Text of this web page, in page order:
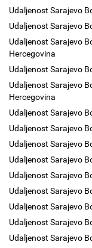
Udaljenost Sarajevo
Udaljenost Sarajevo
Udaljenost Sarajevo
Hercegovina
Udaljenost Sarajevo
Udaljenost Sarajevo
Hercegovina
Udaljenost Sarajevo
Udaljenost Sarajevo
Udaljenost Sarajevo
Udaljenost Sarajevo
Udaljenost Sarajevo
Udaljenost Sarajevo
Udaljenost Sarajevo
Udaljenost Sarajevo
Udaljenost Sarajevo